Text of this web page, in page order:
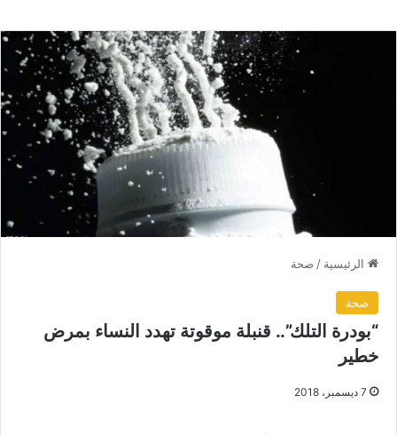
الرئيسية / صحة
صحة
“بودرة التلك”.. قنبلة موقوتة تهدد النساء بمرض
خطير
7 ديسمبر، 2018